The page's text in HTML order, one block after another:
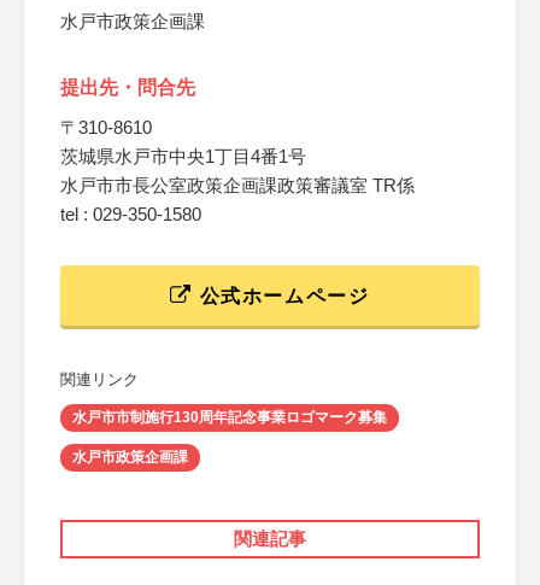
水戸市政策企画課
提出先・問合先
〒310-8610
茨城県水戸市中央1丁目4番1号
水戸市市長公室政策企画課政策審議室 TR係
tel : 029-350-1580
公式ホームページ
関連リンク
水戸市市制施行130周年記念事業ロゴマーク募集
水戸市政策企画課
関連記事